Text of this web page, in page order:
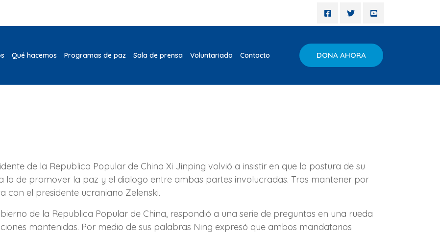
Qué hacemos Programas de paz Sala de prensa Voluntariado Contacto DONA AHORA
de la Republica Popular de China Xi Jinping volvió a insistir en que la postura de su
la de promover la paz y el dialogo entre ambas partes involucradas. Tras mantener por
con el presidente ucraniano Zelenski.
de la Republica Popular de China, respondió a una serie de preguntas en una rueda
mantenidas. Por medio de sus palabras Ning expresó que ambos mandatarios